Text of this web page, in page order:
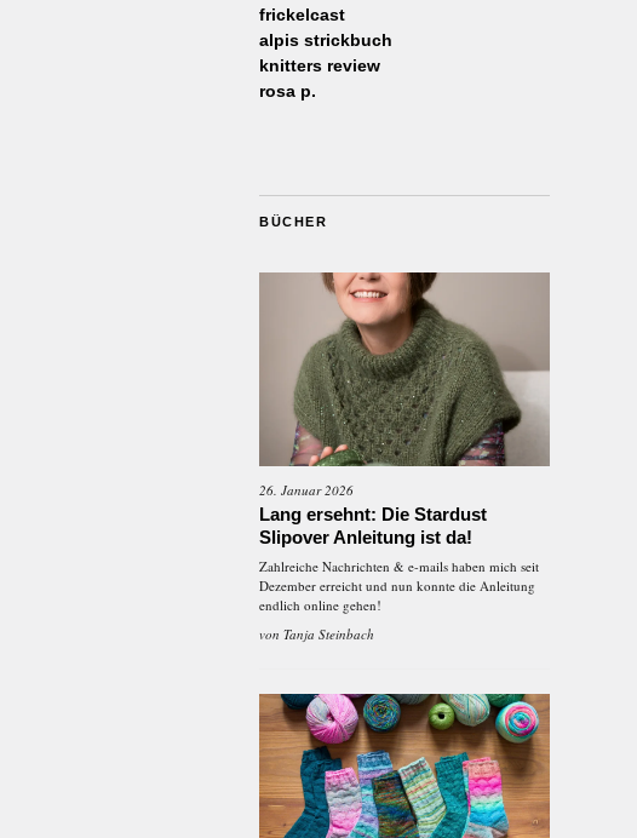
frickelcast
alpis strickbuch
knitters review
rosa p.
BÜCHER
26. Januar 2026
Lang ersehnt: Die Stardust
Slipover Anleitung ist da!
Zahlreiche Nachrichten & e-mails haben mich seit
Dezember erreicht und nun konnte die Anleitung
endlich online gehen!
von Tanja Steinbach